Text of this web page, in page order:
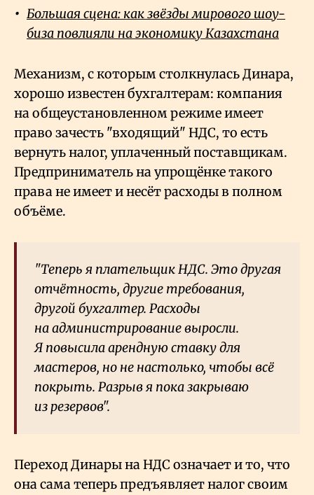
Большая сцена: как звёзды мирового шоу-
биза повлияли на экономику Казахстана
Механизм, с которым столкнулась Динара,
хорошо известен бухгалтерам: компания
на общеустановленном режиме имеет
право зачесть "входящий" НДС, то есть
вернуть налог, уплаченный поставщикам.
Предприниматель на упрощёнке такого
права не имеет и несёт расходы в полном
объёме.
"Теперь я плательщик НДС. Это другая
отчётность, другие требования,
другой бухгалтер. Расходы
на администрирование выросли.
Я повысила арендную ставку для
мастеров, но не настолько, чтобы всё
покрыть. Разрыв я пока закрываю
из резервов".
Переход Динары на НДС означает и то, что
она сама теперь предъявляет налог своим